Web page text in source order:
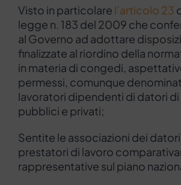
Visto in particolare l’articolo 23
legge n. 183 del 2009 che
al Governo ad adottare
finalizzate al riordino della
in materia di congedi,
permessi, comunque
lavoratori dipendenti di datori di
pubblici e privati;
Sentite le associazioni dei
prestatori di lavoro
rappresentative sul piano